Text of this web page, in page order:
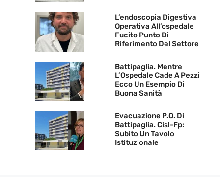
L’endoscopia Digestiva
Operativa All’ospedale
Fucito Punto Di
Riferimento Del Settore
Battipaglia. Mentre
L’Ospedale Cade A Pezzi
Ecco Un Esempio Di
Buona Sanità
Evacuazione P.O. Di
Battipaglia. Cisl-Fp:
Subito Un Tavolo
Istituzionale